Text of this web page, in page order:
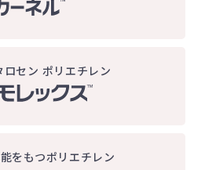
ロセン ポリエチレン
をもつポリエチレン